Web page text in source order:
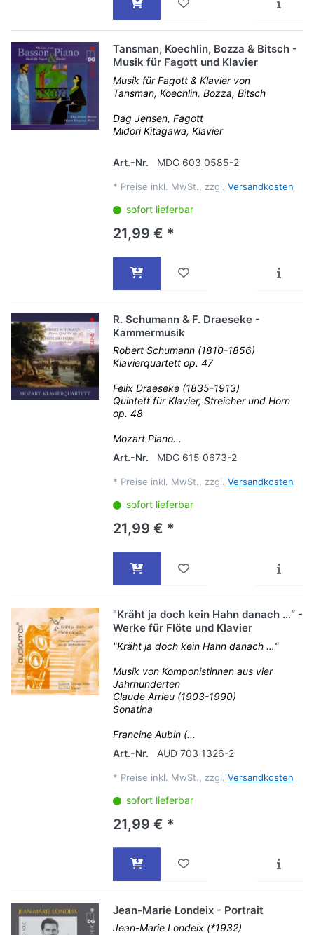
Tansman, Koechlin, Bozza & Bitsch -
Musik für Fagott und Klavier
Musik für Fagott & Klavier von
Tansman, Koechlin, Bozza, Bitsch
Dag Jensen, Fagott
Midori Kitagawa, Klavier
Art.-Nr. MDG 603 0585-2
* Preise inkl. MwSt., zzgl. Versandkosten
sofort lieferbar
21,99 € *
R. Schumann & F. Draeseke -
Kammermusik
Robert Schumann (1810-1856)
Klavierquartett op. 47
Felix Draeseke (1835-1913)
Quintett für Klavier, Streicher und Horn
op. 48
Mozart Piano...
Art.-Nr.
MDG 615 0673-2
* Preise inkl. MwSt., zzgl. Versandkosten
sofort lieferbar
21,99 € *
"Kräht ja doch kein Hahn danach …“ -
Werke für Flöte und Klavier
"Kräht ja doch kein Hahn danach …“
Musik von Komponistinnen aus vier
Jahrhunderten
Claude Arrieu (1903-1990)
Sonatina
Francine Aubin (...
Art.-Nr.
AUD 703 1326-2
* Preise inkl. MwSt., zzgl. Versandkosten
sofort lieferbar
21,99 € *
Jean-Marie Londeix - Portrait
Jean-Marie Londeix (*1932)